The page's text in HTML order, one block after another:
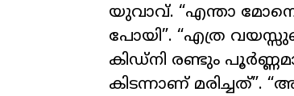
യുവാവ്. “എന്താ മോനെ
പോയി”. “എത്ര
കിഡ്‌നി രണ്ടും
കിടന്നാണ് മരിച്ചത്”.